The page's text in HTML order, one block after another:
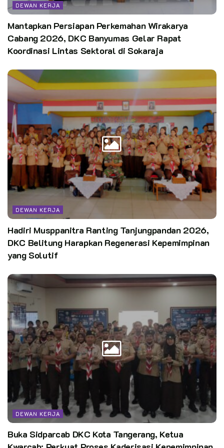
DEWAN KERJA
Mantapkan Persiapan Perkemahan Wirakarya
Cabang 2026, DKC Banyumas Gelar Rapat
Koordinasi Lintas Sektoral di Sokaraja
DEWAN KERJA
Hadiri Musppanitra Ranting Tanjungpandan 2026,
DKC Belitung Harapkan Regenerasi Kepemimpinan
yang Solutif
DEWAN KERJA
Buka Sidparcab DKC Kota Tangerang, Ketua